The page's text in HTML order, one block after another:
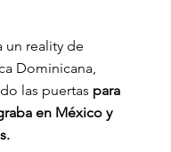
un reality de
Dominicana,
las puertas para
en México y